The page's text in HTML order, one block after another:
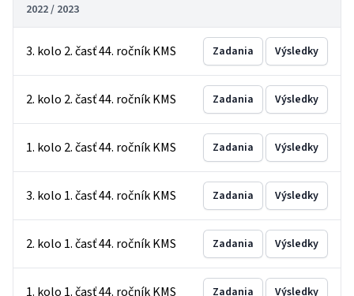
2022 / 2023
3. kolo 2. časť 44. ročník KMS Zadania Výsledky
2. kolo 2. časť 44. ročník KMS Zadania Výsledky
1. kolo 2. časť 44. ročník KMS Zadania Výsledky
3. kolo 1. časť 44. ročník KMS Zadania Výsledky
2. kolo 1. časť 44. ročník KMS Zadania Výsledky
1. kolo 1. časť 44. ročník KMS Zadania Výsledky